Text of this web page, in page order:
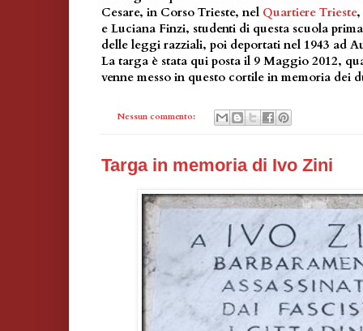
Cesare, in Corso Trieste, nel Quartiere Trieste,
e Luciana Finzi, studenti di questa scuola
delle leggi razziali, poi deportati nel 1943 ad
La targa è stata qui posta il 9 Maggio 2012,
venne messo in questo cortile in memoria dei
Nessun commento:
Targa in memoria di Ivo Zini